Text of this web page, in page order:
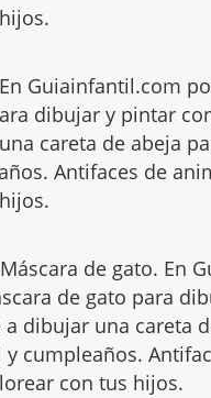
En Guiainfantil.com
dibujar y pintar
careta de abeja
Antifaces de
Máscara de gato. En
de gato para
dibujar una careta
y cumpleaños.
con tus hijos.